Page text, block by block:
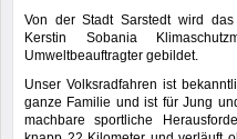
Von der Stadt Sarstedt wird
Kerstin Sobania
Umweltbeauftragter gebildet.
Unser Volksradfahren ist
ganze Familie und ist für Jung
machbare sportliche